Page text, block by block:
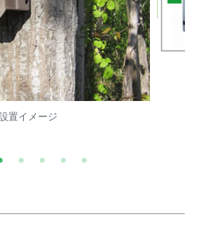
置イメージ